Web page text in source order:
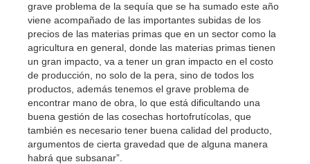
grave problema de la sequía que se ha sumado este año
viene acompañado de las importantes subidas de los
precios de las materias primas que en un sector como la
agricultura en general, donde las materias primas tienen
un gran impacto, va a tener un gran impacto en el costo
de producción, no solo de la pera, sino de todos los
productos, además tenemos el grave problema de
encontrar mano de obra, lo que está dificultando una
buena gestión de las cosechas hortofrutícolas, que
también es necesario tener buena calidad del producto,
argumentos de cierta gravedad que de alguna manera
habrá que subsanar”.